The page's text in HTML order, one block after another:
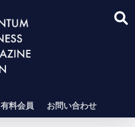
有料会員 お問い合わせ